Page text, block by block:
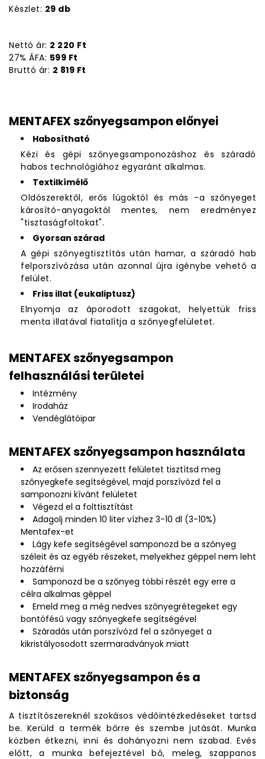
Készlet: 29 db
Nettó ár: 2 220 Ft
27% ÁFA: 599 Ft
Bruttó ár: 2 819 Ft
MENTAFEX szőnyegsampon előnyei
Habosítható
Kézi és gépi szőnyegsamponozáshoz és száradó
habos technológiához egyaránt alkalmas.
Textilkímélő
Oldószerektől, erős lúgoktól és más -a szőnyeget
károsító-anyagoktól mentes, nem eredményez
"tisztaságfoltokat".
Gyorsan szárad
A gépi szőnyegtisztítás után hamar, a száradó hab
felporszívózása után azonnal újra igénybe vehető a
felület.
Friss illat (eukaliptusz)
Elnyomja az áporodott szagokat, helyettük friss
menta illatával fiatalítja a szőnyegfelületet.
MENTAFEX szőnyegsampon
felhasználási területei
Intézmény
Irodaház
Vendéglátóipar
MENTAFEX szőnyegsampon használata
Az erősen szennyezett felületet tisztítsd meg
szőnyegkefe segítségével, majd porszívózd fel a
samponozni kívánt felületet
Végezd el a folttisztítást
Adagolj minden 10 liter vízhez 3-10 dl (3-10%)
Mentafex-et
Lágy kefe segítségével samponozd be a szőnyeg
széleit és az egyéb részeket, melyekhez géppel nem leht
hozzáférni
Samponozd be a szőnyeg többi részét egy erre a
célra alkalmas géppel
Emeld meg a még nedves szőnyegrétegeket egy
bontófésű vagy szőnyegkefe segítségével
Száradás után porszívózd fel a szőnyeget a
kikristályosodott szermaradványok miatt
MENTAFEX szőnyegsampon és a
biztonság
A tisztítószereknél szokásos védőintézkedéseket tartsd
be. Kerüld a termék bőrre és szembe jutását. Munka
közben étkezni, inni és dohányozni nem szabad. Evés
előtt, a munka befejeztével bő, meleg, szappanos